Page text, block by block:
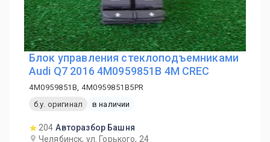
Блок управления стеклоподъемниками
Audi Q7 2016 4M0959851B 4M CREC
4M0959851B, 4M0959851B5PR
б.у. оригинал
в наличии
204 Авторазбор Башня
Челябинск, ул. Горького, 24